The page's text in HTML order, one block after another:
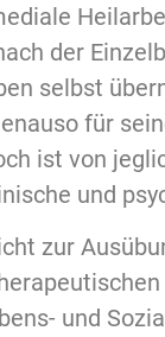
der
selbst
für
ist von
und
zur
und